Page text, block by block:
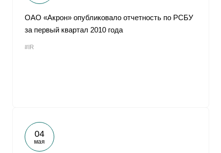
ОАО «Акрон» опубликовало отчетность по РСБУ
за первый квартал 2010 года
#IR
04
мая